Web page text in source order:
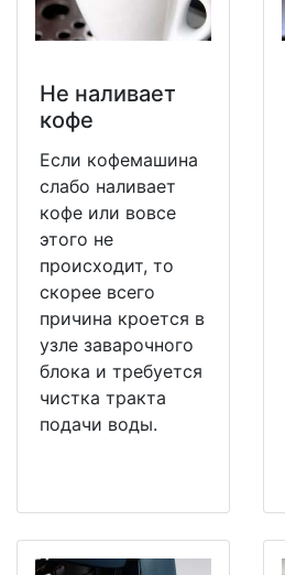
Не наливает
кофе
Если кофемашина
слабо наливает
кофе или вовсе
этого не
происходит, то
скорее всего
причина кроется в
узле заварочного
блока и требуется
чистка тракта
подачи воды.